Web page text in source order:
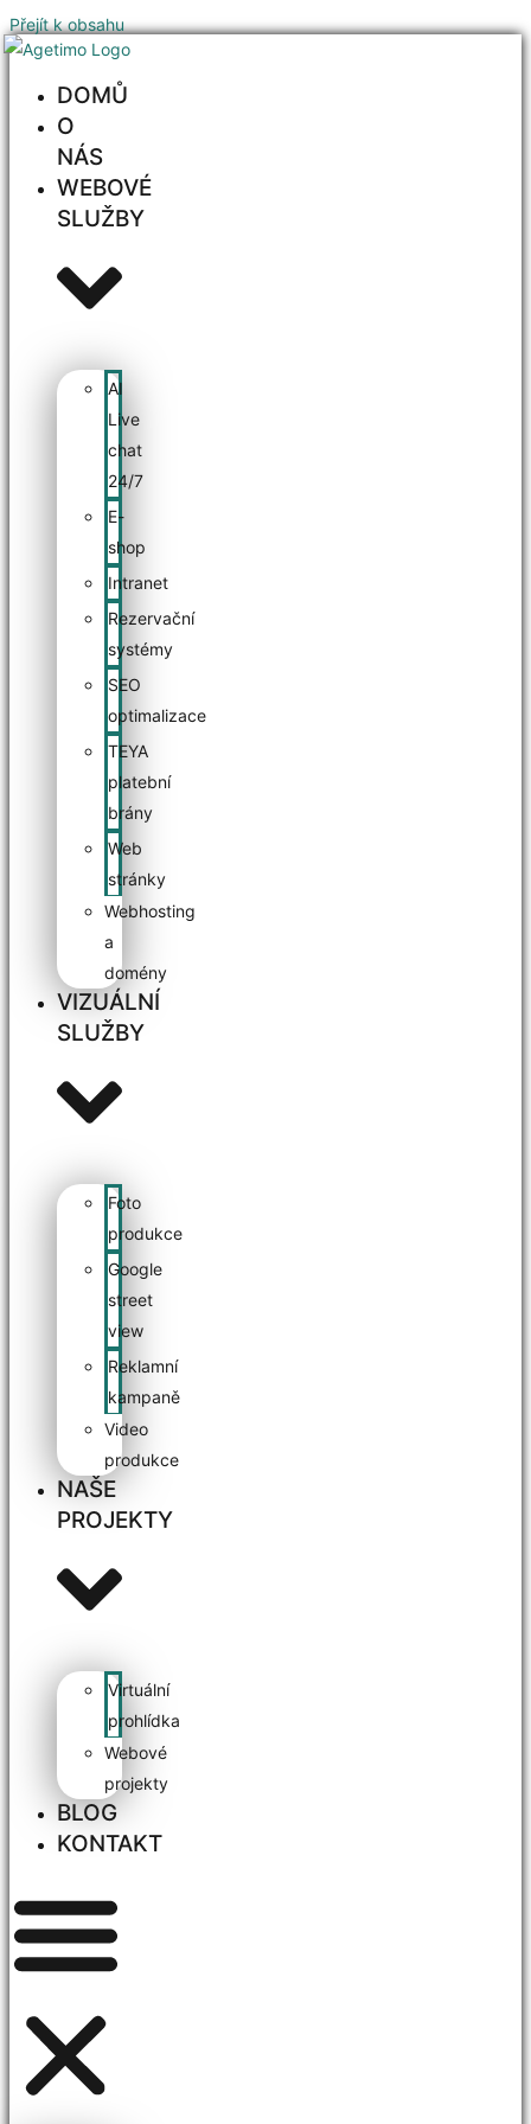
Přejít k obsahu
DOMŮ
O
NÁS
WEBOVÉ
SLUŽBY
AI
Live
chat
24/7
E-
shop
Intranet
Rezervační
systémy
SEO
optimalizace
TEYA
platební
brány
Web
stránky
Webhosting
a
domény
VIZUÁLNÍ
SLUŽBY
Foto
produkce
Google
street
view
Reklamní
kampaně
Video
produkce
NAŠE
PROJEKTY
Virtuální
prohlídka
Webové
projekty
BLOG
KONTAKT